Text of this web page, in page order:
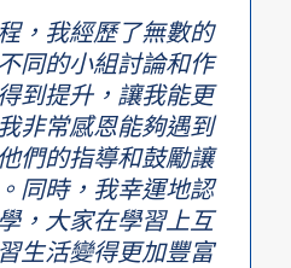
，我經歷了無數的
同的小組討論和作
到提升，讓我能更
非常感恩能夠遇到
們的指導和鼓勵讓
同時，我幸運地認
，大家在學習上互
生活變得更加豐富